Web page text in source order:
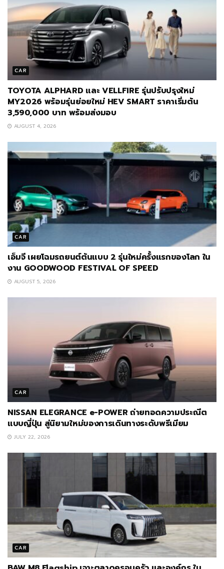
CAR
TOYOTA ALPHARD และ VELLFIRE รุ่นปรับปรุงใหม่
MY2026 พร้อมรุ่นย่อยใหม่ HEV SMART ราคาเริ่มต้น
3,590,000 บาท พร้อมส่งมอบ
AUGUST 4, 2026
CAR
เอ็มจี เผยโฉมรถยนต์ต้นแบบ 2 รุ่นใหม่ครั้งแรกของโลก ใน
งาน GOODWOOD FESTIVAL OF SPEED
AUGUST 5, 2026
CAR
NISSAN ELEGRANCE e-POWER ถ่ายทอดความประณีต
แบบญี่ปุ่น สู่นิยามใหม่ของการเดินทางระดับพรีเมียม
JULY 22, 2026
CAR